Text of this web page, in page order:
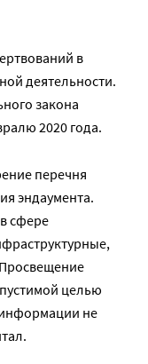
в
деятельности.
закона
2020 года.
перечня
эндаумента.
сфере
целью
информации не